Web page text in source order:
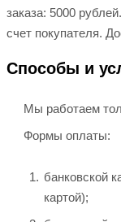
заказа: 5000
счет покупателя.
Способы и
Мы работаем
Формы оплаты:
банковской
картой);